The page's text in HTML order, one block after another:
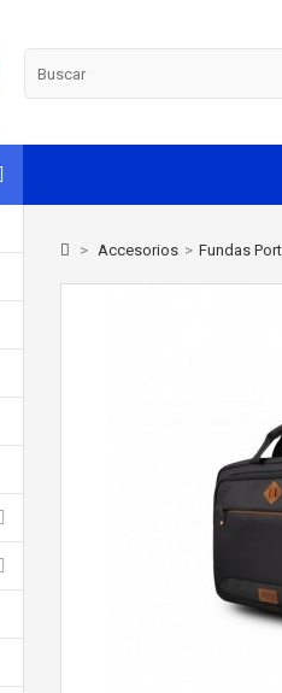
> Accesorios > Fundas